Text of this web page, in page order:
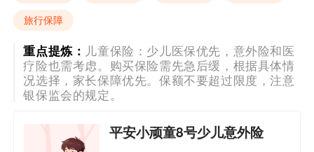
旅行保障
重点提炼： 儿童保险：少儿医保优先，意外险和医
疗险也需考虑。购买保险需先急后缓，根据具体情
况选择，家长保障优先。保额不要超过限度，注意
银保监会的规定。
平安小顽童8号少儿意外险